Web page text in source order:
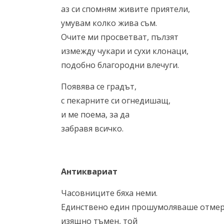
аз си спомням живите приятели,
умувам колко жива съм.
Очитe ми просветват, пълзят
измежду чукари и сухи клонаци,
подобно благородни влечуги.
Появява се градът,
с пекарните си огнедишащ,
и ме поема, за да
забравя всичко.
Антиквариат
Часовниците бяха неми.
Единствено един прошумоляваше
изящно тъмен, той